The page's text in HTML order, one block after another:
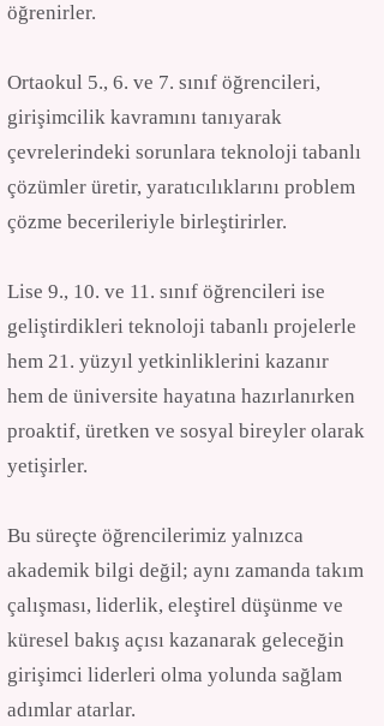
öğrenirler.
Ortaokul 5., 6. ve 7. sınıf öğrencileri,
girişimcilik kavramını tanıyarak
çevrelerindeki sorunlara teknoloji tabanlı
çözümler üretir, yaratıcılıklarını problem
çözme becerileriyle birleştirirler.
Lise 9., 10. ve 11. sınıf öğrencileri ise
geliştirdikleri teknoloji tabanlı projelerle
hem 21. yüzyıl yetkinliklerini kazanır
hem de üniversite hayatına hazırlanırken
proaktif, üretken ve sosyal bireyler olarak
yetişirler.
Bu süreçte öğrencilerimiz yalnızca
akademik bilgi değil; aynı zamanda takım
çalışması, liderlik, eleştirel düşünme ve
küresel bakış açısı kazanarak geleceğin
girişimci liderleri olma yolunda sağlam
adımlar atarlar.